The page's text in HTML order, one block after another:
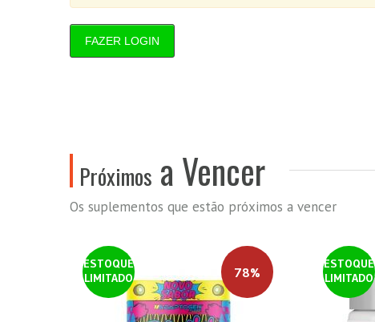
FAZER LOGIN
Próximos a Vencer
Os suplementos que estão próximos a vencer
ESTOQUE
LIMITADO
78%
ESTOQUE
LIMITADO